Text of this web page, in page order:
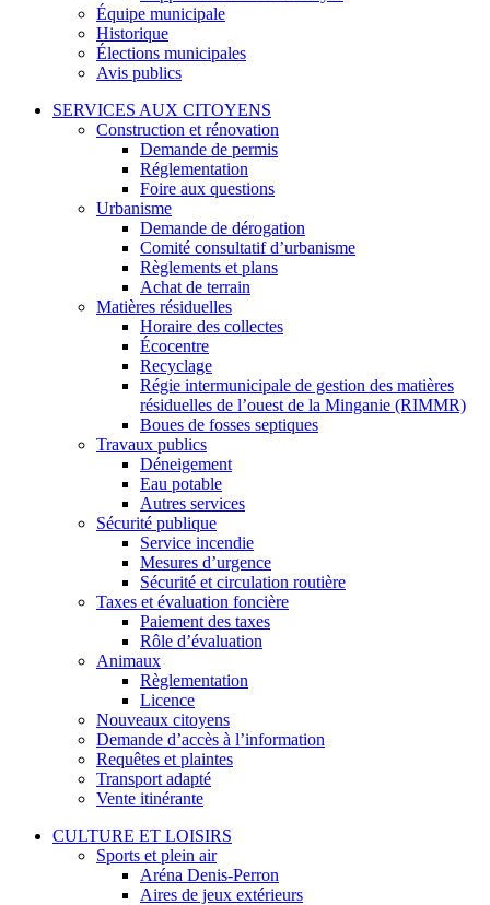
Équipe municipale
Historique
Élections municipales
Avis publics
SERVICES AUX CITOYENS
Construction et rénovation
Demande de permis
Réglementation
Foire aux questions
Urbanisme
Demande de dérogation
Comité consultatif d’urbanisme
Règlements et plans
Achat de terrain
Matières résiduelles
Horaire des collectes
Écocentre
Recyclage
Régie intermunicipale de gestion des matières
résiduelles de l’ouest de la Minganie (RIMMR)
Boues de fosses septiques
Travaux publics
Déneigement
Eau potable
Autres services
Sécurité publique
Service incendie
Mesures d’urgence
Sécurité et circulation routière
Taxes et évaluation foncière
Paiement des taxes
Rôle d’évaluation
Animaux
Règlementation
Licence
Nouveaux citoyens
Demande d’accès à l’information
Requêtes et plaintes
Transport adapté
Vente itinérante
CULTURE ET LOISIRS
Sports et plein air
Aréna Denis-Perron
Aires de jeux extérieurs